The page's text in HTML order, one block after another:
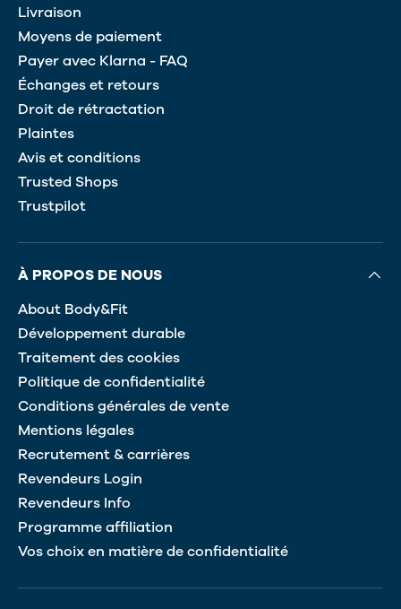
Livraison
Moyens de paiement
Payer avec Klarna - FAQ
Échanges et retours
Droit de rétractation
Plaintes
Avis et conditions
Trusted Shops
Trustpilot
À PROPOS DE NOUS
About Body&Fit
Développement durable
Traitement des cookies
Politique de confidentialité
Conditions générales de vente
Mentions légales
Recrutement & carrières
Revendeurs Login
Revendeurs Info
Programme affiliation
Vos choix en matière de confidentialité